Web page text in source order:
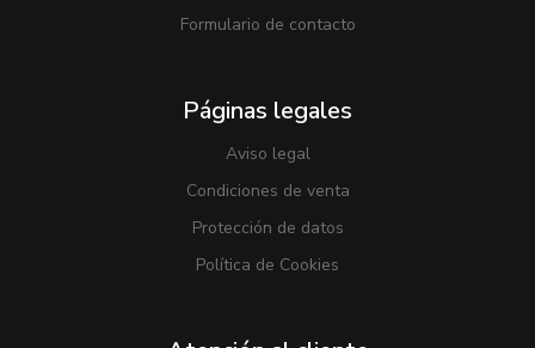
Formulario de contacto
Páginas legales
Aviso legal
Condiciones de venta
Protección de datos
Política de Cookies